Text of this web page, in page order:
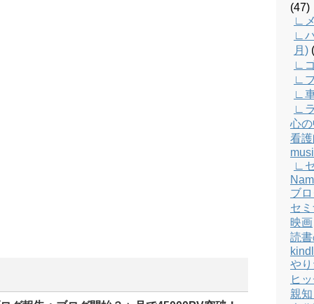
(47)
∟
∟
月)
∟
∟
∟
∟
心
看
∟
ブ
セ
映画
読
や
ヒ
親